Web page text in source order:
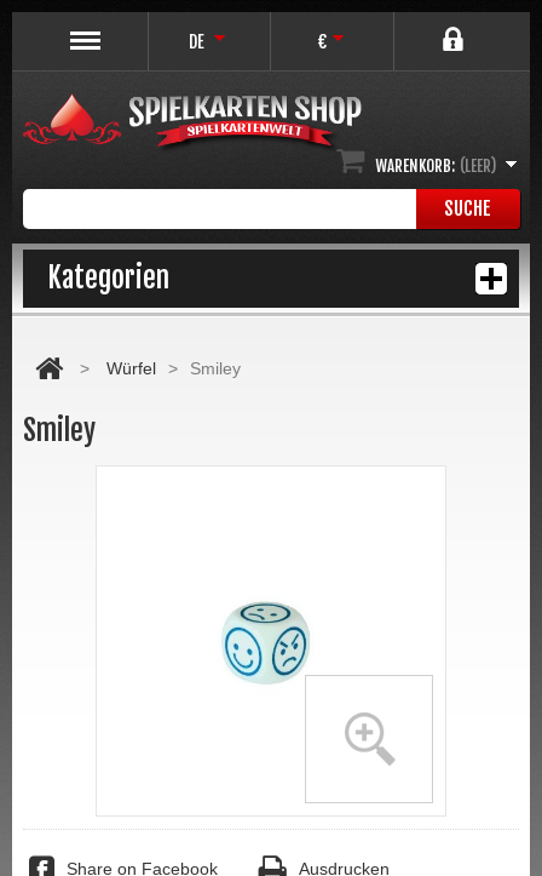
DE €
SUCHE
WARENKORB: (LEER)
Kategorien
> Würfel > Smiley
Smiley
Share on Facebook Ausdrucken